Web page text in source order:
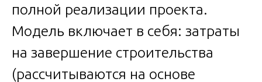
полной реализации проекта.
Модель включает в себя: затраты
на завершение строительства
(рассчитываются на основе